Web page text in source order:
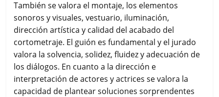
También se valora el montaje, los elementos
sonoros y visuales, vestuario, iluminación,
dirección artística y calidad del acabado del
cortometraje. El guión es fundamental y el jurado
valora la solvencia, solidez, fluidez y adecuación de
los diálogos. En cuanto a la dirección e
interpretación de actores y actrices se valora la
capacidad de plantear soluciones sorprendentes